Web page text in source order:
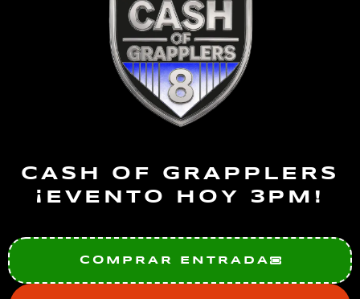
CASH OF GRAPPLERS
¡EVENTO HOY 3PM!
COMPRAR ENTRADA